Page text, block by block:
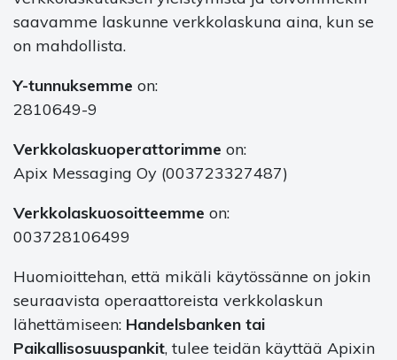
saavamme laskunne verkkolaskuna aina, kun se
on mahdollista.
Y-tunnuksemme on:
2810649-9
Verkkolaskuoperattorimme on:
Apix Messaging Oy (003723327487)
Verkkolaskuosoitteemme on:
003728106499
Huomioittehan, että mikäli käytössänne on jokin
seuraavista operaattoreista verkkolaskun
lähettämiseen: Handelsbanken tai
Paikallisosuuspankit, tulee teidän käyttää Apixin